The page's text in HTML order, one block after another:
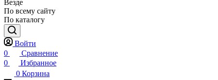
Везде
По всему сайту
По каталогу
Войти
0
Сравнение
0
Избранное
0 Корзина